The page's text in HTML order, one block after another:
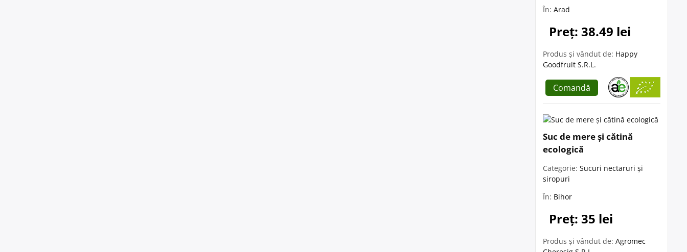
În: Arad
Preț: 38.49 lei
Produs și vândut de: Happy
Goodfruit S.R.L.
Comandă
Suc de mere și cătină
ecologică
Categorie: Sucuri nectaruri și
siropuri
În: Bihor
Preț: 35 lei
Produs și vândut de: Agromec